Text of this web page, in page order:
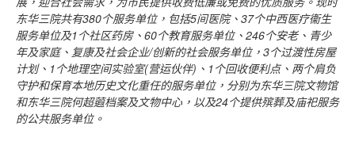
东华三院共有380个服务单位，包括5间医院、 37个中西医疗衞生
服务单位及1个社区药房、 60个教育服务单位、 246个安老、青少
年及家庭、复康及社会企业/创新的社会服务单位， 3个过渡性房屋
计划、 1个地理空间实验室(营运伙伴) 、 1个回收便利点、两个肩负
守护和保育本地历史文化重任的服务单位，分别为东华三院文物馆
和东华三院何超蕸档案及文物中心，以及24个提供殡葬及庙祀服务
的公共服务单位。